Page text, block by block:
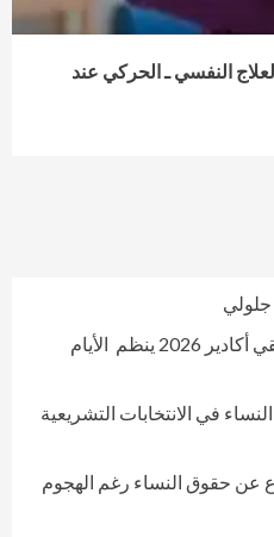
النفسي ـ الحركي عند
جلولي
المهرجان الدولي للشريط الوثائقي أكادير 2026 ينظم الأيام
في الانتخابات التشريعية
عن حقوق النساء رغم الهجوم